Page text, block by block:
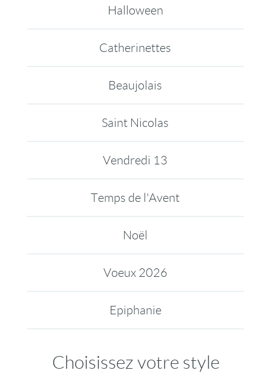
Halloween
Catherinettes
Beaujolais
Saint Nicolas
Vendredi 13
Temps de l'Avent
Noël
Voeux 2026
Epiphanie
Choisissez votre style